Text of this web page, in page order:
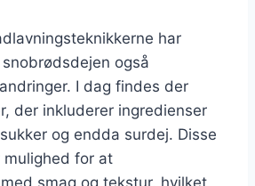
har
også
I dag findes der
der inkluderer ingredienser
og endda surdej. Disse
mulighed for at
smag og tekstur, hvilket